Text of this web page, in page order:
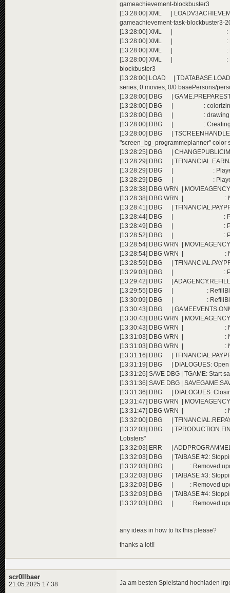
gameachievement-blockbuster3
[13:28:00] XML |
gameachievement-task-blockbuster3-
[13:28:00] XML | : Extending
[13:28:00] XML | : Extending
[13:28:00] XML | : Extending
[13:28:00] XML | : Extending
blockbuster3
[13:28:00] LOAD |
series, 0 movies, 0/0 basePersons/
[13:28:00] DBG |
[13:28:00] DBG | : colorizing
[13:28:00] DBG | : drawing
[13:28:00] DBG | : Creating the
[13:28:00] DBG |
"screen_bg_programmeplanner" color
[13:28:25] DBG |
[13:28:29] DBG |
[13:28:29] DBG | : Player 3
[13:28:29] DBG | : Player 2
[13:28:38] DBG WRN |
[13:28:38] DBG WRN | : Not
[13:28:41] DBG |
[13:28:44] DBG | : Player 1
[13:28:49] DBG | : Player 1
[13:28:52] DBG | : Player 1
[13:28:54] DBG WRN |
[13:28:54] DBG WRN | : Not
[13:28:59] DBG |
[13:29:03] DBG | : Player 1
[13:29:42] DBG |
[13:29:55] DBG | :
[13:30:09] DBG | :
[13:30:43] DBG |
[13:30:43] DBG WRN |
[13:30:43] DBG WRN | : Not
[13:31:03] DBG WRN | : Not
[13:31:03] DBG WRN | : Not
[13:31:16] DBG |
[13:31:19] DBG | DIALOGUES: Open
[13:31:26] SAVE DBG | TGAME: Start
[13:31:36] SAVE DBG |
[13:31:36] DBG | DIALOGUES:
[13:31:47] DBG WRN |
[13:31:47] DBG WRN | : Not
[13:32:00] DBG |
[13:32:03] DBG |
Lobsters"
[13:32:03] ERR |
[13:32:03] DBG | TAIBASE #2:
[13:32:03] DBG | : Removed
[13:32:03] DBG | TAIBASE #3:
[13:32:03] DBG | : Removed
[13:32:03] DBG | TAIBASE #4:
[13:32:03] DBG | : Removed
any ideas in how to fix this please?
thanks a lot!!
scr0llbaer
21.05.2025 17:38 Ja am besten Spielstand hochladen